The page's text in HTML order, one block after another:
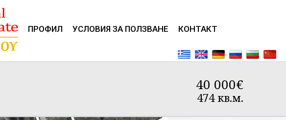
ПРОФИЛ УСЛОВИЯ ЗА ПОЛЗВАНЕ КОНТАКТ
40 000€
474 кв.м.